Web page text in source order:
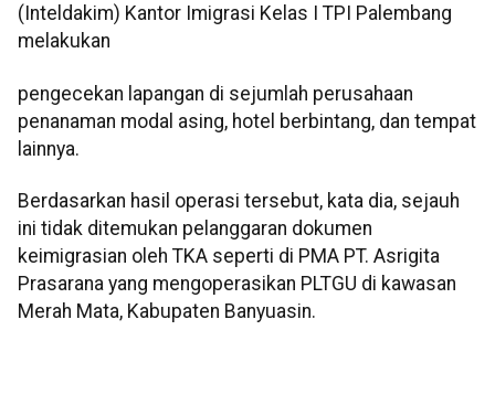
(Inteldakim) Kantor Imigrasi Kelas I TPI Palembang
melakukan
pengecekan lapangan di sejumlah perusahaan
penanaman modal asing, hotel berbintang, dan tempat
lainnya.
Berdasarkan hasil operasi tersebut, kata dia, sejauh
ini tidak ditemukan pelanggaran dokumen
keimigrasian oleh TKA seperti di PMA PT. Asrigita
Prasarana yang mengoperasikan PLTGU di kawasan
Merah Mata, Kabupaten Banyuasin.